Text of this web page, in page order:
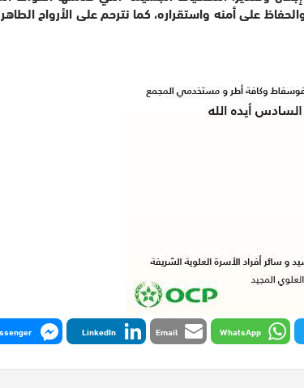
على أمنه واستقراره، كما نترحم على الأرواح
WhatsApp
Email
LinkedIn